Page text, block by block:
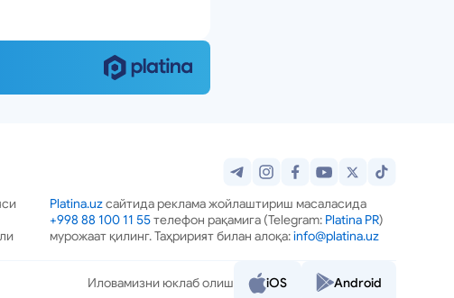
Platina.uzсайтида реклама жойлаштириш масаласида
+998 88 100 11 55телефон рақамига (Telegram: Platina PR)
мурожаат қилинг. Таҳририят билан алоқа:info@platina.uz
Иловамизни юклаб олиш iOS Android